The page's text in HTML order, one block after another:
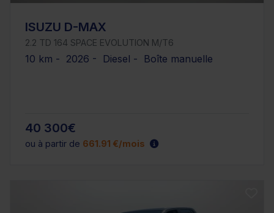
ISUZU D-MAX
2.2 TD 164 SPACE EVOLUTION M/T6
10 km - 2026 - Diesel - Boîte manuelle
40 300€
ou à partir de 661.91 €/mois